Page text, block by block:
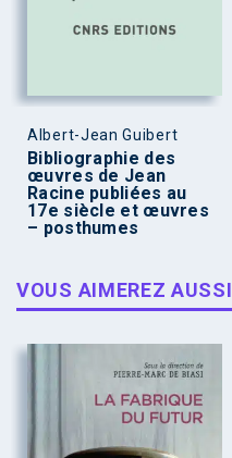
Albert-Jean Guibert
Bibliographie des
œuvres de Jean
Racine publiées au
17e siècle et œuvres
– posthumes
VOUS AIMEREZ AUSSI